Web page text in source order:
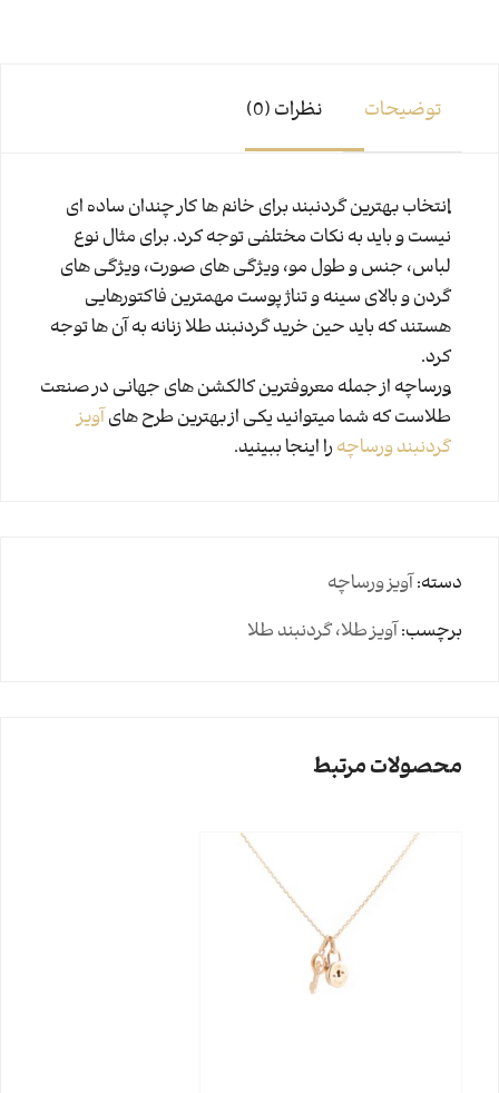
توضیحات نظرات (0)
انتخاب بهترین گردنبند برای خانم ها کار چندان ساده ای
نیست و باید به نکات مختلفی توجه کرد. برای مثال نوع
لباس، جنس و طول مو، ویژگی های صورت، ویژگی های
گردن و بالای سینه و تناژ پوست مهمترین فاکتورهایی
هستند که باید حین خرید گردنبند طلا زنانه به آن ها توجه
کرد.
ورساچه از جمله معروفترین کالکشن های جهانی در صنعت
طلاست که شما میتوانید یکی از بهترین طرح های آویز
گردنبند ورساچهرا اینجا ببینید.
دسته: آویز ورساچه
برچسب: آویز طلا، گردنبند طلا
محصولات مرتبط